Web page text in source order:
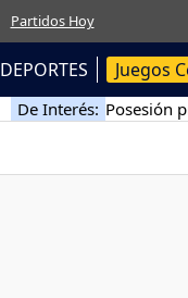
Partidos Hoy
DEPORTES Juegos
De Interés: Posesión